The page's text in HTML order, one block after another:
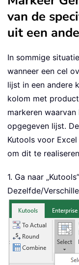
van de
uit een
In sommige
wanneer een cel
lijst in een andere
kolom met
markeren
opgegeven lijst.
Kutools voor
om dit te
1. Ga naar
Dezelfde/